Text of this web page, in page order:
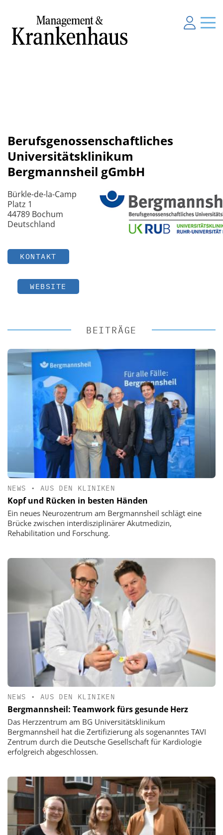
Berufsgenossenschaftliches
Universitätsklinikum
Bergmannsheil gGmbH
Bürkle-de-la-Camp
Platz 1
44789 Bochum
Deutschland
KONTAKT
WEBSITE
BEITRÄGE
NEWS • AUS DEN KLINIKEN
Kopf und Rücken in besten Händen
Ein neues Neurozentrum am Bergmannsheil schlägt eine
Brücke zwischen interdisziplinärer Akutmedizin,
Rehabilitation und Forschung.
NEWS • AUS DEN KLINIKEN
Bergmannsheil: Teamwork fürs gesunde Herz
Das Herzzentrum am BG Universitätsklinikum
Bergmannsheil hat die Zertifizierung als sogenanntes TAVI
Zentrum durch die Deutsche Gesellschaft für Kardiologie
erfolgreich abgeschlossen.